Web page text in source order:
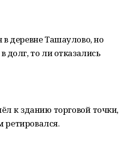
деревне Ташаулово, но
долг, то ли отказались
к зданию торговой точки,
ретировался.